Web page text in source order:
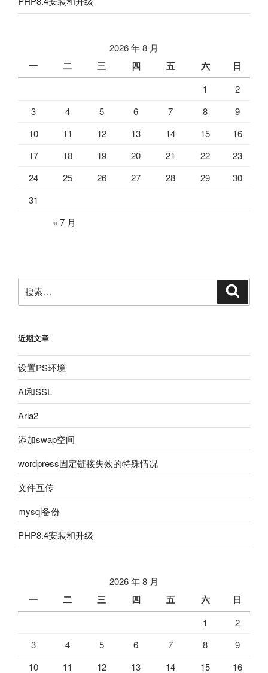
2026 年 8 月
一 二 三 四 五 六 日
1
2
3
4 5 6 7 8
9
10
11 12 13 14 15
16
17
18 19 20 21 22
23
24
25 26 27 28 29
30
31
« 7 月
索：
近期文章
设置PS环境
AI和SSL
Aria2
添加swap空间
wordpress固定链接失效的特殊情况
文件互传
mysql备份
PHP8.4安装和升级
2026 年 8 月
一 二 三 四 五 六 日
1
2
3
4 5 6 7 8
9
10
11 12 13 14 15 16